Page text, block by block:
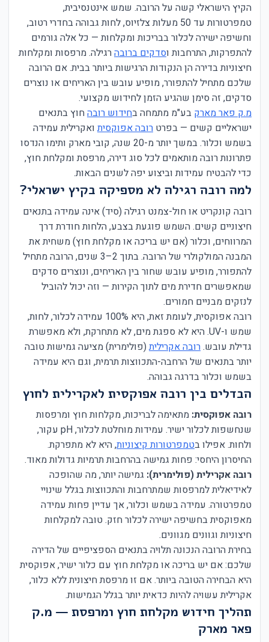
הקיץ הישראלי קשה על הרובה. שמש אינטנסיבית,
טמפרטורות עד 50 מעלות צלזיוס, לחות גבוהה בחדרי רטוב,
וחשיפה ישירה לכלור בבריכות ומקלחות — כל אלה גורמים
להתפרקות, התרחבות וסדקים ברובהרגילה. מרפסות ומקלחות
חיצוניות בדירה הן הנקודות הרגישות ביותר בבית. אם הרובה
שלכם מתחיל להתפורר, מופיע עובש בין האריחים או נוצרים
סדקים, זה סימן שהגיע הזמן לחידוש מקצועי.
מ.ק פאר מארק בע"מ מתמחה בחידוש רובה חוץ בתנאים
ישראליים קשים — בפרט רובה אפוקסיתואקרילית עמידה
בשמש וכלור. במשך יותר מ-20 שנה, קובי מארק ותימו הנדסו
פתרונות רובה מותאמים לכל סוג דירה, מרפסת ומקלחת חוץ,
כדי להבטיח עמידות וביצוע יפה לשנים הבאות.
למה רובה רגילה לא מספיקה בקיץ ישראלי?
רובה קונקריט או חול-צמנט רגילה (סיד) אינה עמידה בתנאים
חיצוניים קשים. השמש פוגעת בצבע, הלחות חודרת דרך
המרווחים, וכלור (אם יש בריכה או מקלחת חוץ) משחית את
המבנה המולקולרי של הרובה. בתוך 2–3 שנים, הרובה מתחיל
להתפורר, מופיע עובש שחור בין האריחים, ונוצרים סדקים
שמאפשרים חדירת מים לתוך הקירות — וזה יכול להוביל
לנזקים מבניים חמורים.
רובה אפוקסית, לעומת זאת, היא 100% עמידה לכלור, לחות,
שמש ו-UV. היא לא ספגת מים, לא מתחרקת, ולא מאפשרת
גדילת עובש.רובה אקרילית(פולימרית) מציעה גמישות טובה
יותר בתנאים של הרחבה-התכווצות תרמית, וגם היא עמידה
בשמש וכלור בדרגה גבוהה.
הבדלים בין רובה אפוקסית לאקרילית לחוץ
רובה אפוקסית: מתאימה לבריכות, מקלחות חוץ ומרפסות
שנחשפות לכלור ישיר. עמידות מוחלטת לכלור, pH עקור,
ולחות. אפילו בטמפרטורות קיצוניות, היא לא מתפרקת.
החיסרון היחסי: פחות גמישה בהרחבות תרמיות גדולות מאוד.
רובה אקרילית (פולימרית): גמישה יותר, מה שהופכה
לאידיאלית למרפסות שמתרחבות והתכווצות בגלל שינויי
טמפרטורה. עמידה בשמש וכלור, אך עדיין פחות עמידה
מאפוקסית בחשיפה ישירה לכלור חזק. טובה למקלחות
חיצוניות וגוונים מגוונים.
בחירת הרובה הנכונה תלויה בתנאים הספציפיים של הדירה
שלכם: אם יש בריכה או מקלחת חוץ עם כלור ישיר, אפוקסית
היא הבחירה הטובה ביותר. אם זו מרפסת חיצונית ללא כלור,
אקרילית עשויה להיות כדאית יותר בגלל הגמישות.
תהליך חידוש מקלחת חוץ ומרפסת — מ.ק
פאר מארק